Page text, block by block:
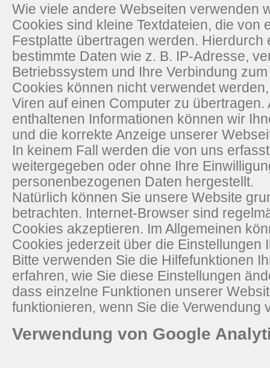
Wie viele andere Webseiten verwenden
Cookies sind kleine Textdateien, die von
Festplatte übertragen werden. Hierdurch
bestimmte Daten wie z. B. IP-Adresse,
Betriebssystem und Ihre Verbindung
Cookies können nicht verwendet
Viren auf einen Computer zu
enthaltenen Informationen können wir
und die korrekte Anzeige unserer
In keinem Fall werden die von uns
weitergegeben oder ohne Ihre
personenbezogenen Daten hergestellt.
Natürlich können Sie unsere Website
betrachten. Internet-Browser sind
Cookies akzeptieren. Im Allgemeinen
Cookies jederzeit über die Einstellungen
Bitte verwenden Sie die Hilfefunktionen
erfahren, wie Sie diese Einstellungen
dass einzelne Funktionen unserer
funktionieren, wenn Sie die Verwendung
Verwendung von Google